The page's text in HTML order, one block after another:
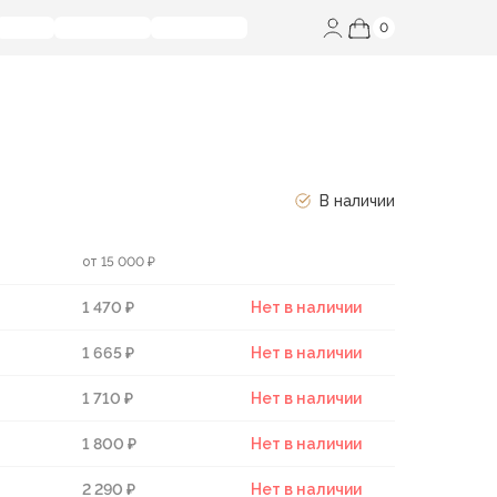
0
В наличии
от 15 000 ₽
1 470 ₽ Нет в наличии
1 665 ₽ Нет в наличии
1 710 ₽ Нет в наличии
1 800 ₽ Нет в наличии
2 290 ₽ Нет в наличии